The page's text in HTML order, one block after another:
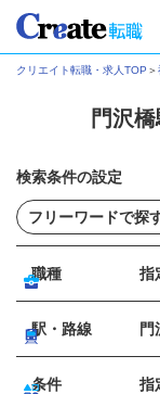
クリエイト転職・求人TOP ＞
門沢
検索条件の設定
職種 指
駅・路線 門
条件 指